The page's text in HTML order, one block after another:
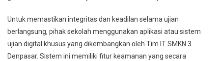
Untuk memastikan integritas dan keadilan selama ujian
berlangsung, pihak sekolah menggunakan aplikasi atau sistem
ujian digital khusus yang dikembangkan oleh Tim IT SMKN 3
Denpasar. Sistem ini memiliki fitur keamanan yang secara